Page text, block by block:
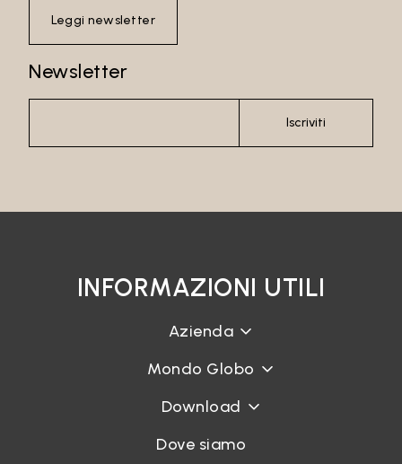
Recupera password
Leggi newsletter
Newsletter
Iscriviti
INFORMAZIONI UTILI
Azienda
Mondo Globo
Download
Dove siamo